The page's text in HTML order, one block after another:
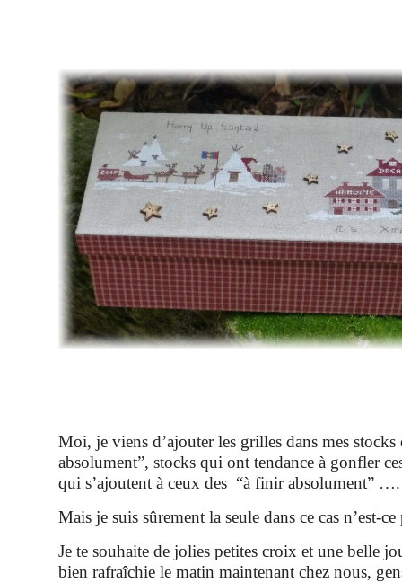
Moi, je viens d’ajouter les grilles dans mes stocks
absolument”, stocks qui ont tendance à gonfler
qui s’ajoutent à ceux des “à finir absolument” ….
Mais je suis sûrement la seule dans ce cas n’est-
Je te souhaite de jolies petites croix et une belle
bien rafraîchie le matin maintenant chez nous,